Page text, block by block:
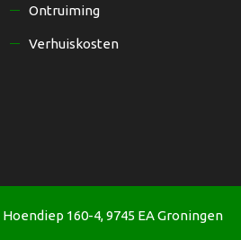
Ontruiming
Verhuiskosten
Hoendiep 160-4, 9745 EA Groningen